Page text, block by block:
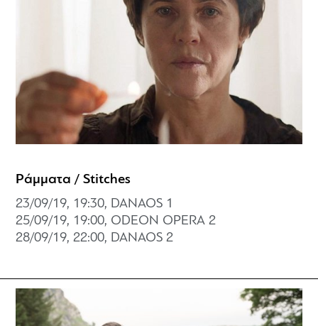
Ράμματα / Stitches
23/09/19, 19:30, DANAOS 1
25/09/19, 19:00, ODEON OPERA 2
28/09/19, 22:00, DANAOS 2